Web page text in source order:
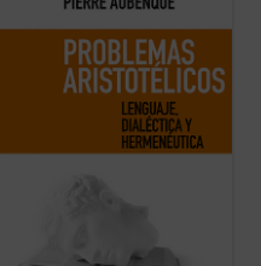
embarca Aubenque supone una búsqueda
sucesivamente emprendidas y
descartadas en nuestra tradición, permiten
reconocer —tal vez hoy mejor que en otro